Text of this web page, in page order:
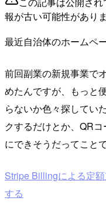
報が古い可能性があり
最近自治体のホームペ
前回副業の新規事業で
めたんですが、もっと
らないか色々探してい
クするだけとか、QR
にできそうだってこと
Stripe Billingによる定
する